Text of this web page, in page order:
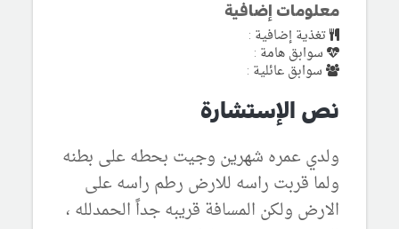
معلومات إضافية
تغذية إضافية :
سوابق هامة :
سوابق عائلية :
نص الإستشارة
ولدي عمره شهرين وجيت بحطه على بطنه
ولما قربت راسه للارض رطم راسه على
الارض ولكن المسافة قريبه جداً الحمدلله ،